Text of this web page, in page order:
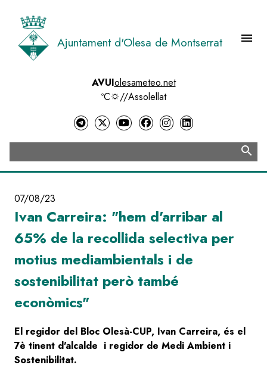
contingut
Ajuntament d'Olesa de Montserrat menu
AVUIolesameteo.net
ºC
//Assolellat
search
07/08/23
Ivan Carreira: "hem d'arribar al
65% de la recollida selectiva per
motius mediambientals i de
sostenibilitat però també
econòmics"
El regidor del Bloc Olesà-CUP, Ivan Carreira, és el
7è tinent d'alcalde i regidor de Medi Ambient i
Sostenibilitat.